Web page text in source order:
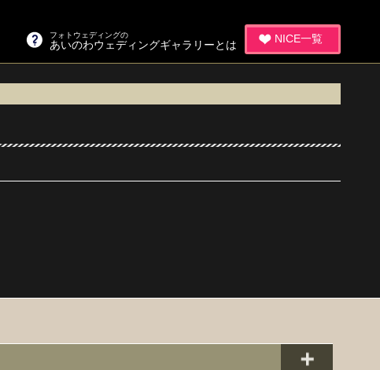
NICE一覧
フォトウェディングの
あいのわウェディングギャラリーとは